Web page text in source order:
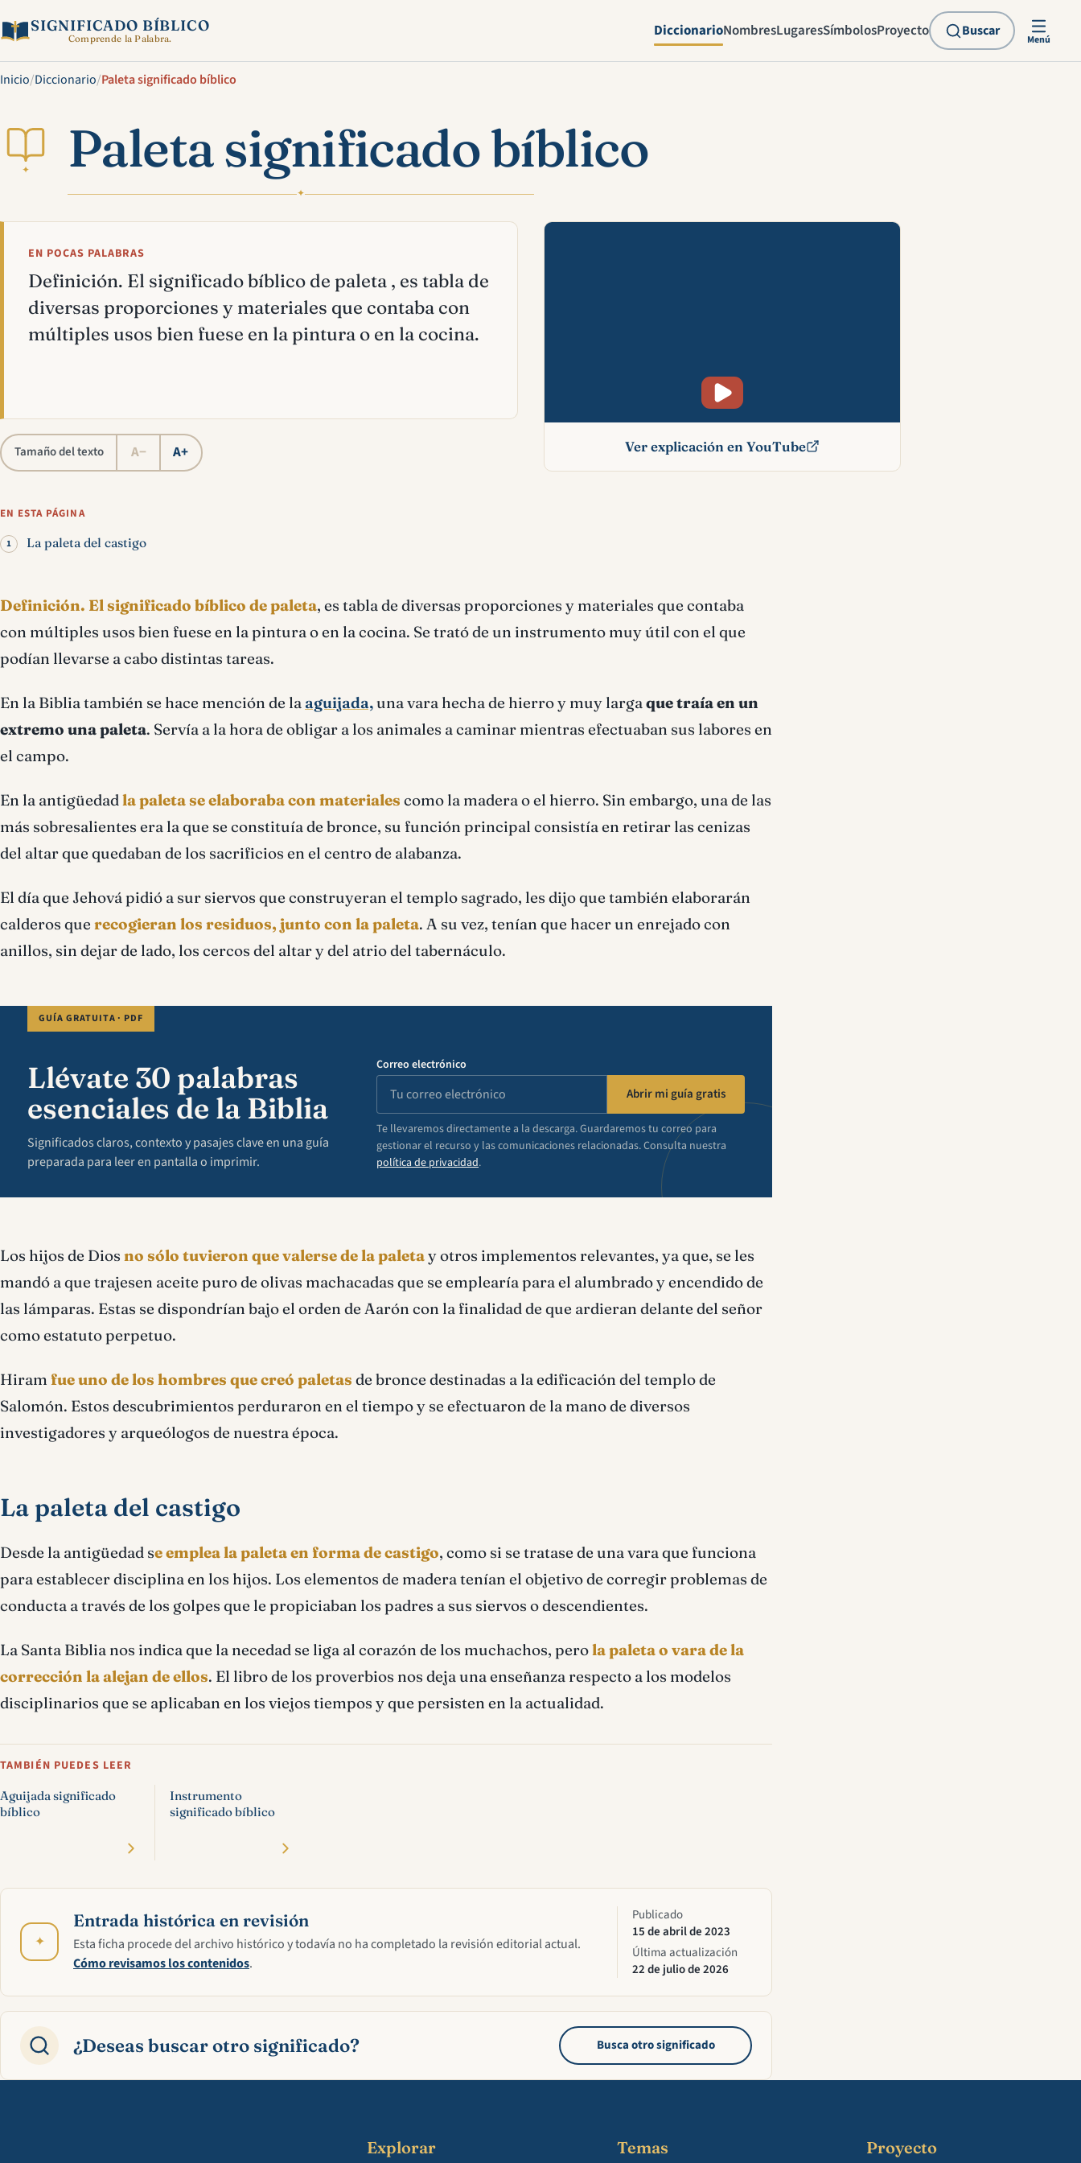
SIGNIFICADO BÍBLICO
Comprende la Palabra. DiccionarioNombresLugaresSímbolosProyecto Buscar
Menú
Inicio/Diccionario/Paleta significado bíblico
✦ Paleta significado bíblico
✦
EN POCAS PALABRAS
Definición. El significado bíblico de paleta , es tabla de
diversas proporciones y materiales que contaba con
múltiples usos bien fuese en la pintura o en la cocina.
Tamaño del texto A− A+
Mira esta explicación en vídeo
Ver explicación en YouTube
EN ESTA PÁGINA
La paleta del castigo
Definición. El significado bíblico de paleta, es tabla de diversas proporciones y materiales que contaba
con múltiples usos bien fuese en la pintura o en la cocina. Se trató de un instrumento muy útil con el que
podían llevarse a cabo distintas tareas.
En la Biblia también se hace mención de laaguijada,una vara hecha de hierro y muy largaque traía en un
extremo una paleta. Servía a la hora de obligar a los animales a caminar mientras efectuaban sus labores en
el campo.
En la antigüedad la paleta se elaboraba con materiales como la madera o el hierro. Sin embargo, una de las
más sobresalientes era la que se constituía de bronce, su función principal consistía en retirar las cenizas
del altar que quedaban de los sacrificios en el centro de alabanza.
El día que Jehová pidió a sur siervos que construyeran el templo sagrado, les dijo que también elaborarán
calderos que recogieran los residuos, junto con la paleta. A su vez, tenían que hacer un enrejado con
anillos, sin dejar de lado, los cercos del altar y del atrio del tabernáculo.
GUÍA GRATUITA · PDF
Llévate 30 palabras
esenciales de la Biblia
Significados claros, contexto y pasajes clave en una guía
preparada para leer en pantalla o imprimir.
Correo electrónico
Abrir mi guía gratis
Te llevaremos directamente a la descarga. Guardaremos tu correo para
gestionar el recurso y las comunicaciones relacionadas. Consulta nuestra
política de privacidad.
Los hijos de Dios no sólo tuvieron que valerse de la paletay otros implementos relevantes, ya que, se les
mandó a que trajesen aceite puro de olivas machacadas que se emplearía para el alumbrado y encendido de
las lámparas. Estas se dispondrían bajo el orden de Aarón con la finalidad de que ardieran delante del señor
como estatuto perpetuo.
Hiram fue uno de los hombres que creó paletas de bronce destinadas a la edificación del templo de
Salomón. Estos descubrimientos perduraron en el tiempo y se efectuaron de la mano de diversos
investigadores y arqueólogos de nuestra época.
La paleta del castigo
Desde la antigüedad se emplea la paleta en forma de castigo, como si se tratase de una vara que funciona
para establecer disciplina en los hijos. Los elementos de madera tenían el objetivo de corregir problemas de
conducta a través de los golpes que le propiciaban los padres a sus siervos o descendientes.
La Santa Biblia nos indica que la necedad se liga al corazón de los muchachos, perola paleta o vara de la
corrección la alejan de ellos. El libro de los proverbios nos deja una enseñanza respecto a los modelos
disciplinarios que se aplicaban en los viejos tiempos y que persisten en la actualidad.
TAMBIÉN PUEDES LEER
Aguijada significado
bíblico
Instrumento
significado bíblico
✦
Entrada histórica en revisión
Esta ficha procede del archivo histórico y todavía no ha completado la revisión editorial actual.
Cómo revisamos los contenidos.
Publicado
15 de abril de 2023
Última actualización
22 de julio de 2026
¿Deseas buscar otro significado? Busca otro significado
Explorar Temas Proyecto